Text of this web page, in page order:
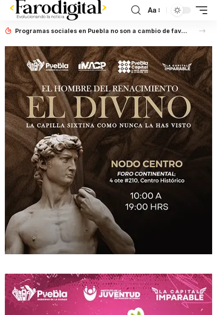
Aa
Programas sociales en Puebla no son a cambio de favores políticos: Artemisa